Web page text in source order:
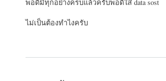
พอดีมีทุกอย่างครบแล้วครับพอดีใส่ data sost
ไม่เป็นต้องทำไงครับ